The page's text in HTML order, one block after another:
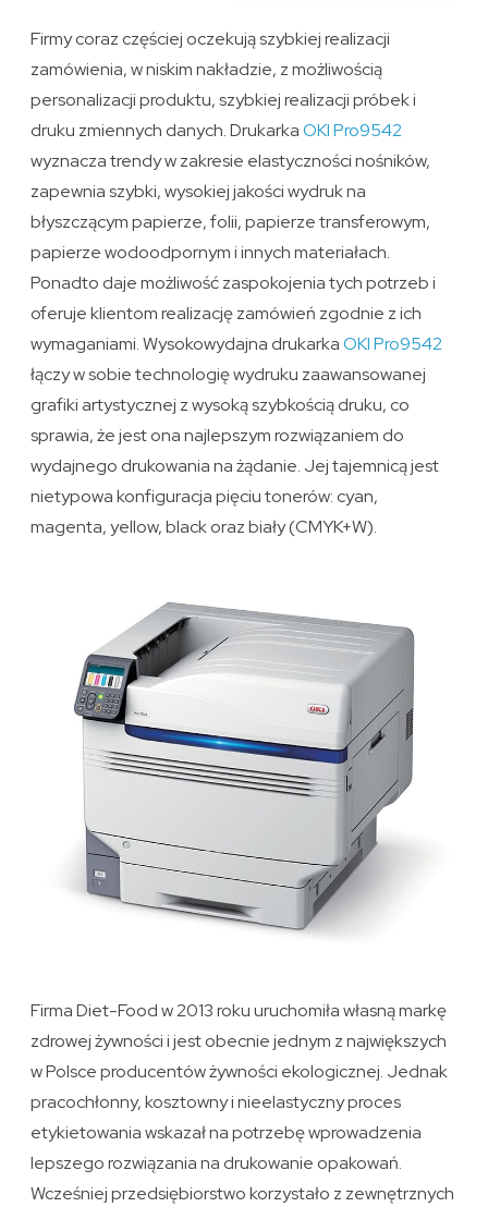
Firmy coraz częściej oczekują szybkiej realizacji
zamówienia, w niskim nakładzie, z możliwością
personalizacji produktu, szybkiej realizacji próbek i
druku zmiennych danych. DrukarkaOKI Pro9542
wyznacza trendy w zakresie elastyczności nośników,
zapewnia szybki, wysokiej jakości wydruk na
błyszczącym papierze, folii, papierze transferowym,
papierze wodoodpornym i innych materiałach.
Ponadto daje możliwość zaspokojenia tych potrzeb i
oferuje klientom realizację zamówień zgodnie z ich
wymaganiami. Wysokowydajna drukarkaOKI Pro9542
łączy w sobie technologię wydruku zaawansowanej
grafiki artystycznej z wysoką szybkością druku, co
sprawia, że jest ona najlepszym rozwiązaniem do
wydajnego drukowania na żądanie. Jej tajemnicą jest
nietypowa konfiguracja pięciu tonerów: cyan,
magenta, yellow, black oraz biały (CMYK+W).
Firma Diet-Food w 2013 roku uruchomiła własną markę
zdrowej żywności i jest obecnie jednym z największych
w Polsce producentów żywności ekologicznej. Jednak
pracochłonny, kosztowny i nieelastyczny proces
etykietowania wskazał na potrzebę wprowadzenia
lepszego rozwiązania na drukowanie opakowań.
Wcześniej przedsiębiorstwo korzystało z zewnętrznych